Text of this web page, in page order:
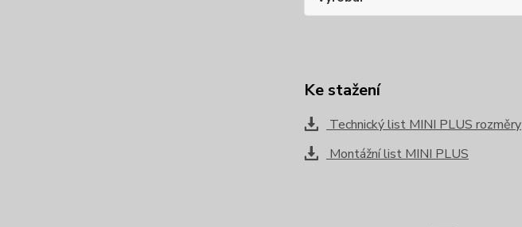
Ke stažení
Technický list MINI PLUS rozměry
Montážní list MINI PLUS